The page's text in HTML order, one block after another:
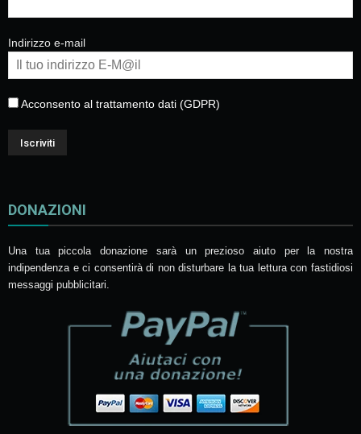
Indirizzo e-mail
Acconsento al trattamento dati (GDPR)
DONAZIONI
Una tua piccola donazione sarà un prezioso aiuto per la nostra
indipendenza e ci consentirà di non disturbare la tua lettura con fastidiosi
messaggi pubblicitari.